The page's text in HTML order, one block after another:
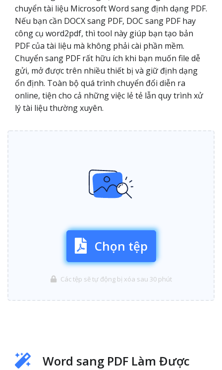
chuyển tài liệu Microsoft Word sang định dạng PDF.
Nếu bạn cần DOCX sang PDF, DOC sang PDF hay
công cụ word2pdf, thì tool này giúp bạn tạo bản
PDF của tài liệu mà không phải cài phần mềm.
Chuyển sang PDF rất hữu ích khi bạn muốn file dễ
gửi, mở được trên nhiều thiết bị và giữ định dạng
ổn định. Toàn bộ quá trình chuyển đổi diễn ra
online, tiện cho cả những việc lẻ tẻ lẫn quy trình xử
lý tài liệu thường xuyên.
Chọn tệp
Các tệp sẽ tự động bị xóa sau 30 phút
Word sang PDF Làm Được